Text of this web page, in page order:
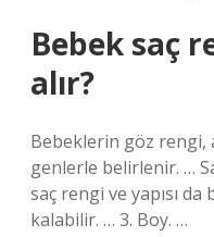
Bebek saç
alır?
Bebeklerin göz rengi,
genlerle belirlenir. …
saç rengi ve yapısı
kalabilir. … 3. Boy. …